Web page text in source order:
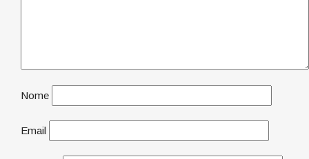
Nome
Email